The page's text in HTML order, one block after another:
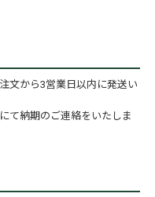
文から3営業日以内に発送い
て納期のご連絡をいたしま